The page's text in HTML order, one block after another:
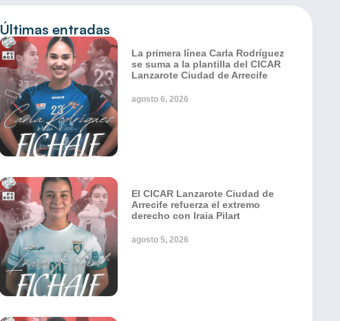
Últimas entradas
La primera línea Carla Rodríguez
se suma a la plantilla del CICAR
Lanzarote Ciudad de Arrecife
agosto 6, 2026
El CICAR Lanzarote Ciudad de
Arrecife refuerza el extremo
derecho con Iraia Pilart
agosto 5, 2026